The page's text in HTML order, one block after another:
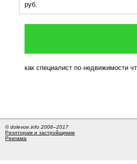
руб.
как специалист по недвижимости
© dolevoe.info 2006–2017
Риэлторам и застройщикам
Реклама